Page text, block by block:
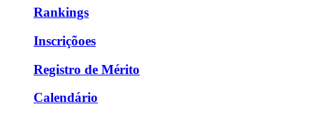
Rankings
Inscriçõoes
Registro de Mérito
Calendário